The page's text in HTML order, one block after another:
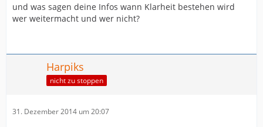
und was sagen deine Infos wann Klarheit bestehen wird
wer weitermacht und wer nicht?
Harpiks
nicht zu stoppen
31. Dezember 2014 um 20:07